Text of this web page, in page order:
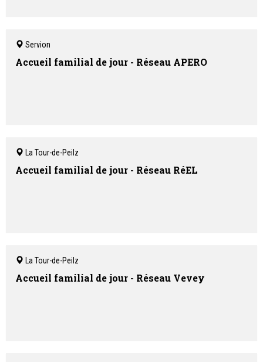
Servion
Accueil familial de jour - Réseau APERO
La Tour-de-Peilz
Accueil familial de jour - Réseau RéEL
La Tour-de-Peilz
Accueil familial de jour - Réseau Vevey